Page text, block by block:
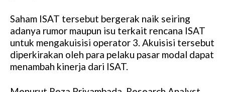
Saham ISAT tersebut bergerak naik seiring
adanya rumor maupun isu terkait rencana ISAT
untuk mengakuisisi operator 3. Akuisisi tersebut
diperkirakan oleh para pelaku pasar modal dapat
menambah kinerja dari ISAT.